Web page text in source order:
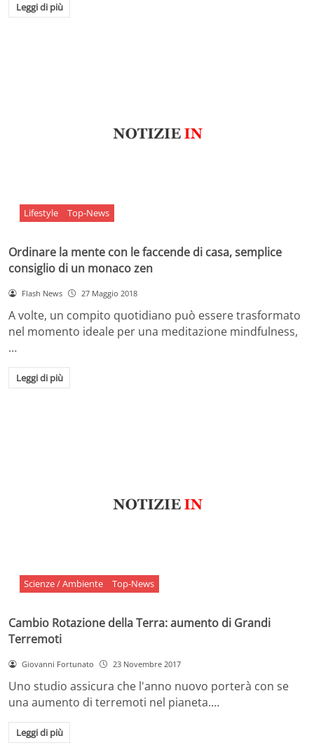
Leggi di più
Lifestyle Top-News
Ordinare la mente con le faccende di casa, semplice
consiglio di un monaco zen
Flash News 27 Maggio 2018
A volte, un compito quotidiano può essere trasformato
nel momento ideale per una meditazione mindfulness,
…
Leggi di più
Scienze / Ambiente Top-News
Cambio Rotazione della Terra: aumento di Grandi
Terremoti
Giovanni Fortunato 23 Novembre 2017
Uno studio assicura che l'anno nuovo porterà con se
una aumento di terremoti nel pianeta.…
Leggi di più